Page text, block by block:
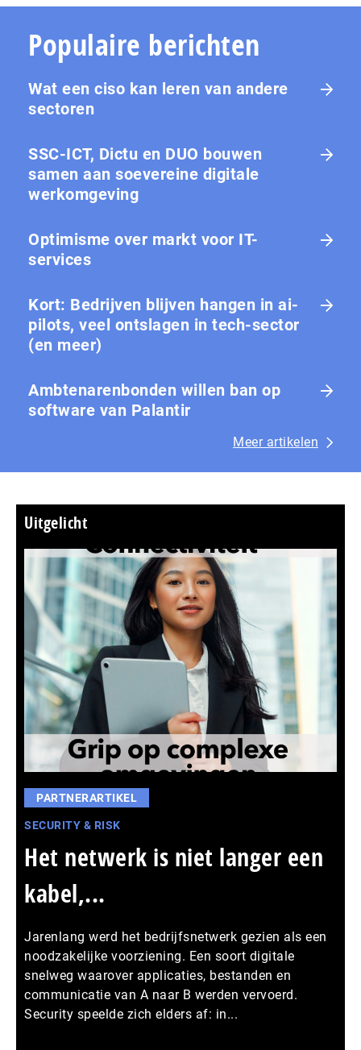
Populaire berichten
Wat een ciso kan leren van andere
sectoren
SSC-ICT, Dictu en DUO bouwen
samen aan soevereine digitale
werkomgeving
Optimisme over markt voor IT-
services
Kort: Bedrijven blijven hangen in ai-
pilots, veel ontslagen in tech-sector
(en meer)
Ambtenarenbonden willen ban op
software van Palantir
Meer artikelen
Uitgelicht
PARTNERARTIKEL
SECURITY & RISK
Het netwerk is niet langer een
kabel,...
Jarenlang werd het bedrijfsnetwerk gezien als een
noodzakelijke voorziening. Een soort digitale
snelweg waarover applicaties, bestanden en
communicatie van A naar B werden vervoerd.
Security speelde zich elders af: in...